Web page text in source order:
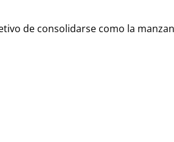
de consolidarse como la